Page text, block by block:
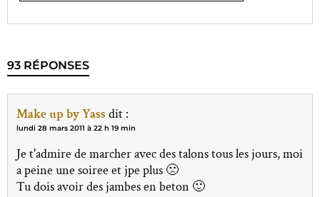
93 RÉPONSES
Make up by Yass dit :
lundi 28 mars 2011 à 22 h 19 min
Je t'admire de marcher avec des talons tous les jours, moi
a peine une soiree et jpe plus 🙁
Tu dois avoir des jambes en beton 🙂